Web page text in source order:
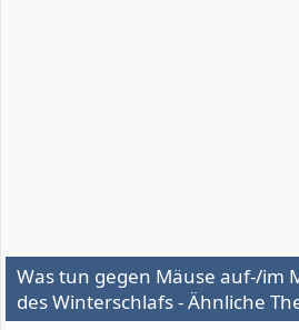
Was tun gegen Mäuse auf-/im
des Winterschlafs - Ähnliche